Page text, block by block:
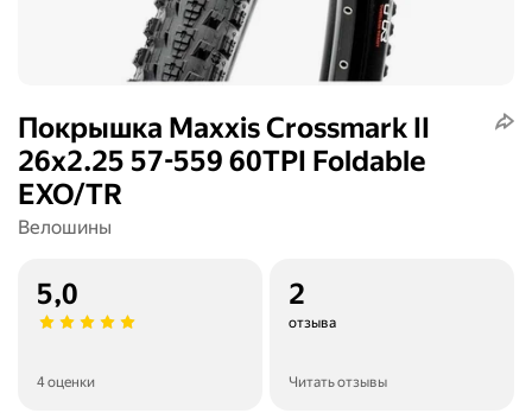
Покрышка Maxxis Crossmark II
26x2.25 57-559 60TPI Foldable
EXO/TR
Велошины
5,0
4 оценки
2
отзыва
Читать отзывы